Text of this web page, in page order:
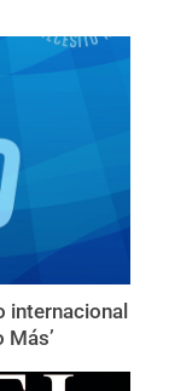
internacional
Más’